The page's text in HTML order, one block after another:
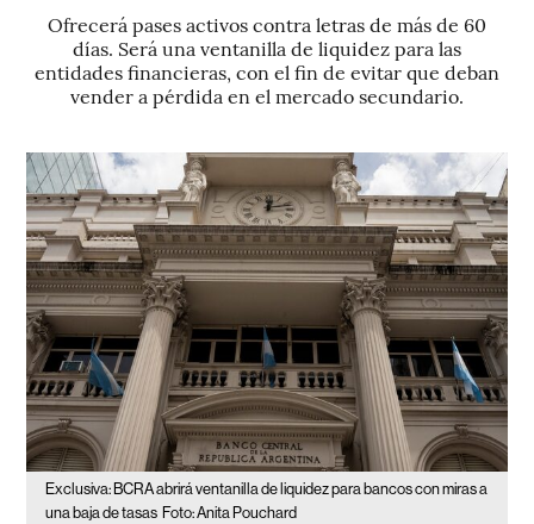
Ofrecerá pases activos contra letras de más de 60
días. Será una ventanilla de liquidez para las
entidades financieras, con el fin de evitar que deban
vender a pérdida en el mercado secundario.
Exclusiva: BCRA abrirá ventanilla de liquidez para bancos con miras a
una baja de tasas Foto: Anita Pouchard